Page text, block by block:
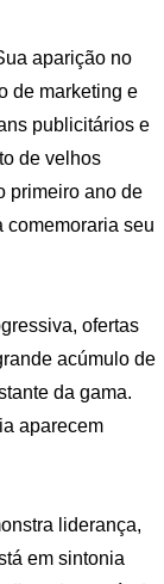
aparição no
de marketing e
publicitários e
de velhos
primeiro ano de
comemoraria seu
ofertas
acúmulo de
da gama.
aparecem
liderança,
em sintonia